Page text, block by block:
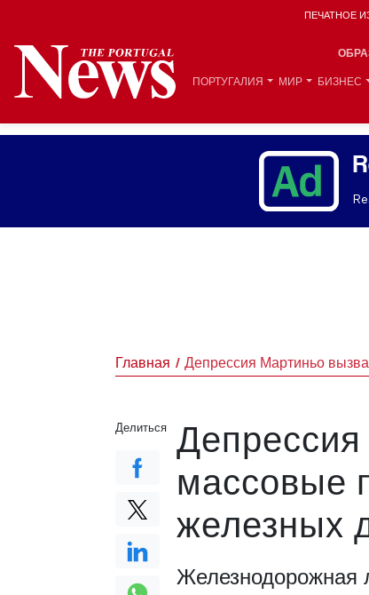
ПЕЧАТНОЕ
ПОРТУГАЛИЯ МИР БИЗНЕС
Главная Депрессия Мартиньо
массовые
железных
Железнодорожная
Делиться